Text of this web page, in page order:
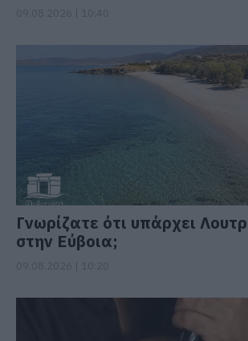
Γνωρίζατε ότι υπάρχει
στην Εύβοια;